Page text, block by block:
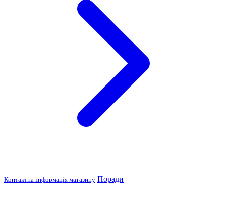
Контактна інформація магазину Поради